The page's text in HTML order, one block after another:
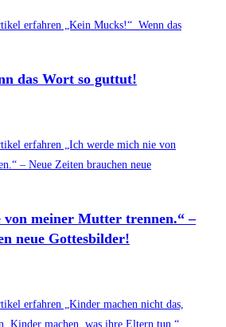
das Wort so guttut!
von meiner Mutter trennen.“ –
neue Gottesbilder!